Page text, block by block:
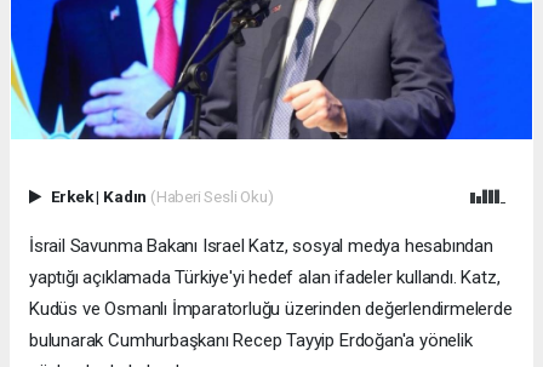
Erkek| Kadın (Haberi Sesli Oku)
İsrail Savunma Bakanı Israel Katz, sosyal medya hesabından
yaptığı açıklamada Türkiye'yi hedef alan ifadeler kullandı. Katz,
Kudüs ve Osmanlı İmparatorluğu üzerinden değerlendirmelerde
bulunarak Cumhurbaşkanı Recep Tayyip Erdoğan'a yönelik